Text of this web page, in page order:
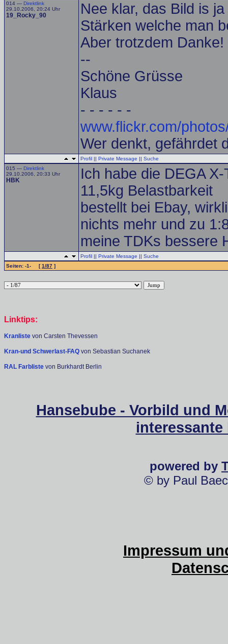
014 — Direktlink
29.10.2006, 20:24 Uhr
19_Rocky_90
Nee klar, das Bild is
Stärken welche man
Aber trotzdem Danke!
--
Schöne Grüsse
Klaus
- - - - - -
www.flickr.com/
Wer denkt, gefährdet
Profil || Private Message || Suche
015 — Direktlink
29.10.2006, 20:33 Uhr
HBK
Ich habe die DEGA
11,5kg Belastbarkeit
bestellt bei Ebay,
nichts mehr und zu
meine TDKs bessere
Profil || Private Message || Suche
Seiten: -1- [1/87 ]
Linktips:
Kranliste von Carsten Thevessen
Kran-und Schwerlast-FAQ von Sebastian Suchanek
RAL Farbliste von Burkhardt Berlin
Hansebube - Vorbild und
powered by
© by Paul
Impressum